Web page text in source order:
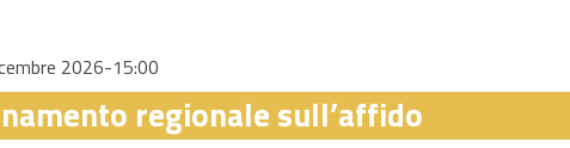
2026-15:00
regionale sull’affido